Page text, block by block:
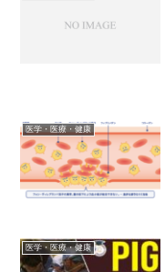
医学・医療・健康
医学・医療・健康